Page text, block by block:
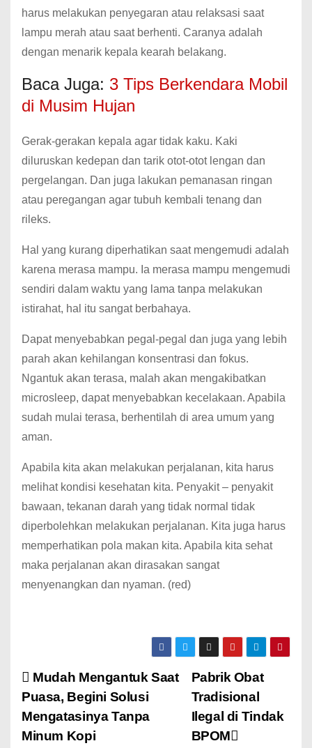
harus melakukan penyegaran atau relaksasi saat
lampu merah atau saat berhenti. Caranya adalah
dengan menarik kepala kearah belakang.
Baca Juga: 3 Tips Berkendara Mobil
di Musim Hujan
Gerak-gerakan kepala agar tidak kaku. Kaki
diluruskan kedepan dan tarik otot-otot lengan dan
pergelangan. Dan juga lakukan pemanasan ringan
atau peregangan agar tubuh kembali tenang dan
rileks.
Hal yang kurang diperhatikan saat mengemudi adalah
karena merasa mampu. Ia merasa mampu mengemudi
sendiri dalam waktu yang lama tanpa melakukan
istirahat, hal itu sangat berbahaya.
Dapat menyebabkan pegal-pegal dan juga yang lebih
parah akan kehilangan konsentrasi dan fokus.
Ngantuk akan terasa, malah akan mengakibatkan
microsleep, dapat menyebabkan kecelakaan. Apabila
sudah mulai terasa, berhentilah di area umum yang
aman.
Apabila kita akan melakukan perjalanan, kita harus
melihat kondisi kesehatan kita. Penyakit – penyakit
bawaan, tekanan darah yang tidak normal tidak
diperbolehkan melakukan perjalanan. Kita juga harus
memperhatikan pola makan kita. Apabila kita sehat
maka perjalanan akan dirasakan sangat
menyenangkan dan nyaman. (red)
Pabrik Obat
Tradisional
Ilegal di Tindak
BPOM
Mudah Mengantuk Saat
Puasa, Begini Solusi
Mengatasinya Tanpa
Minum Kopi